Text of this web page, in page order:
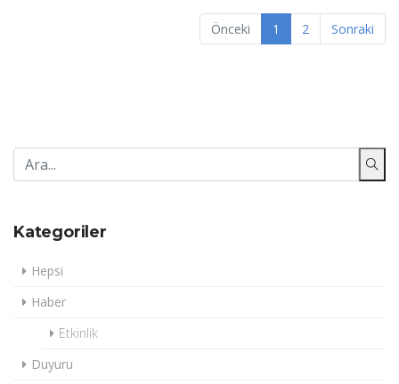
Önceki 1 2 Sonraki
Kategoriler
Hepsi
Haber
Etkinlik
Duyuru